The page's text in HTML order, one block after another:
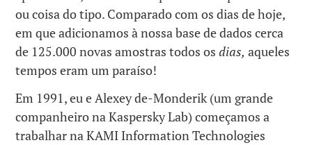
ou coisa do tipo. Comparado com os dias de hoje,
em que adicionamos à nossa base de dados cerca
de 125.000 novas amostras todos osdias, aqueles
tempos eram um paraíso!
Em 1991, eu e Alexey de-Monderik (um grande
companheiro na Kaspersky Lab) começamos a
trabalhar na KAMI Information Technologies